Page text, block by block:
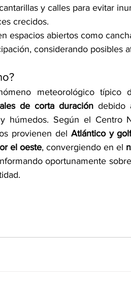
y calles para evitar
crecidos.
espacios abiertos como
considerando posibles
meteorológico típico
de corta duración debido
húmedos. Según el Centro
provienen del Atlántico y
el oeste, convergiendo en el
oportunamente